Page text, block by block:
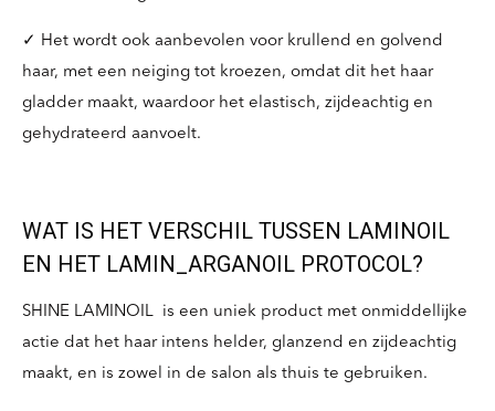
✓ Het wordt ook aanbevolen voor krullend en golvend
haar, met een neiging tot kroezen, omdat dit het haar
gladder maakt, waardoor het elastisch, zijdeachtig en
gehydrateerd aanvoelt.
WAT IS HET VERSCHIL TUSSEN LAMINOIL
EN HET LAMIN_ARGANOIL PROTOCOL?
SHINE LAMINOIL is een uniek product met onmiddellijke
actie dat het haar intens helder, glanzend en zijdeachtig
maakt, en is zowel in de salon als thuis te gebruiken.